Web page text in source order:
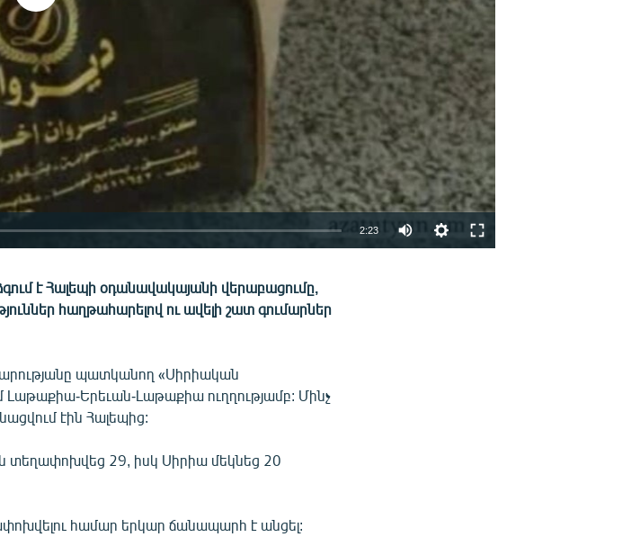
2:23
է Հալեպի օդանավակայանի վերաբացումը,
հաղթահարելով ու ավելի շատ գումարներ
պատկանող «Սիրիական
Լաթաքիա-Երեւան-Լաթաքիա ուղղությամբ: Մինչ
էին Հալեպից:
տեղափոխվեց 29, իսկ Սիրիա մեկնեց 20
համար երկար ճանապարհ է անցել: